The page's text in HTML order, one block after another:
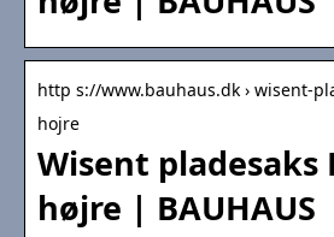
http s://www.bauhaus.dk › wisent-
hojre
Wisent pladesaks
højre | BAUHAUS